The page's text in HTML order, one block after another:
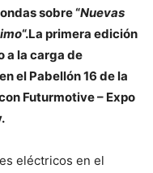
sobre “Nuevas
“.La primera edición
a la carga de
el Pabellón 16 de la
Futurmotive – Expo
eléctricos en el